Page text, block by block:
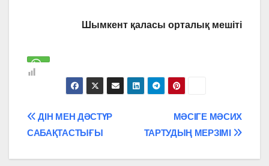
Шымкент қаласы орталық мешіті
Навигация
МӘСIГЕ МӘСИХ
ТАРТУДЫҢ МЕРЗIМI
ДІН МЕН ДӘСТҮР
САБАҚТАСТЫҒЫ